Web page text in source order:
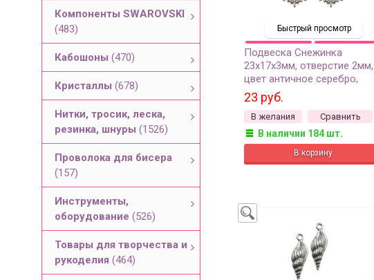
Компоненты SWAROVSKI
(483)
Кабошоны (470)
Кристаллы (678)
Нитки, тросик, леска,
резинка, шнуры (1526)
Проволока для бисера
(157)
Инструменты,
оборудование (526)
Товары для творчества и
рукоделия (464)
Быстрый просмотр
Подвеска Снежинка
23х17х3мм, отверстие 2мм,
цвет античное серебро,
сплав металлов, 22-265, 2шт
23 руб.
В желания Сравнить
В наличии 184 шт.